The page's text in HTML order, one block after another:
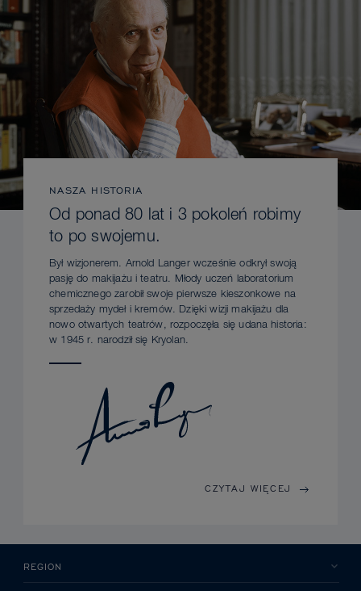
NASZA HISTORIA
Od ponad 80 lat i 3 pokoleń robimy
to po swojemu.
Był wizjonerem. Arnold Langer wcześnie odkrył swoją
pasję do makijażu i teatru. Młody uczeń laboratorium
chemicznego zarobił swoje pierwsze kieszonkowe na
sprzedaży mydeł i kremów. Dzięki wizji makijażu dla
nowo otwartych teatrów, rozpoczęła się udana historia:
w 1945 r. narodził się Kryolan.
CZYTAJ WIĘCEJ
REGION